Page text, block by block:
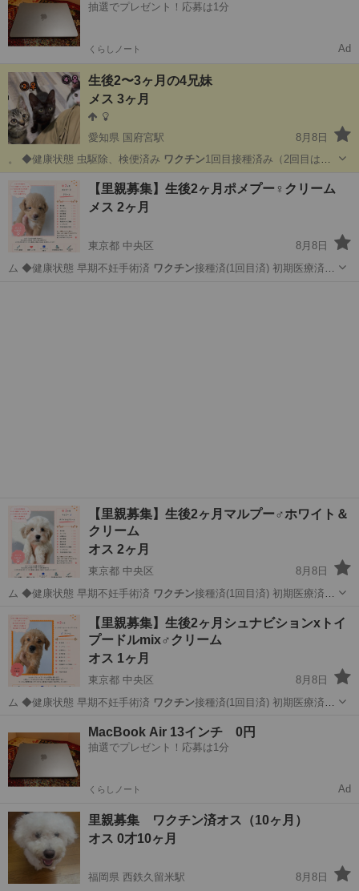
抽選でプレゼント！応募は1分
くらしノート Ad
生後2〜3ヶ月の4兄妹
メス 3ヶ月
愛知県 国府宮駅
8月8日
。 ◆健康状態 虫駆除、検便済み ワクチン1回目接種済み（2回目は譲
渡のタイミ…稲沢市 国府宮駅 猫 有無
【里親募集】生後2ヶ月ポメプー♀クリーム
メス 2ヶ月
東京都 中央区
8月8日
ム ◆健康状態 早期不妊手術済 ワクチン接種済(1回目済) 初期医療済
【里親募集】生後2ヶ月マルプー♂ホワイト＆
クリーム
オス 2ヶ月
東京都 中央区
8月8日
ム ◆健康状態 早期不妊手術済 ワクチン接種済(1回目済) 初期医療済
東京 中央区 その他 マルプー
【里親募集】生後2ヶ月シュナビションxトイ
プードルmix♂クリーム
オス 1ヶ月
東京都 中央区
8月8日
ム ◆健康状態 早期不妊手術済 ワクチン接種済(1回目済) 初期医療済
MacBook Air 13インチ 0円
抽選でプレゼント！応募は1分
くらしノート Ad
里親募集 ワクチン済オス（10ヶ月）
オス 0才10ヶ月
福岡県 西鉄久留米駅
8月8日